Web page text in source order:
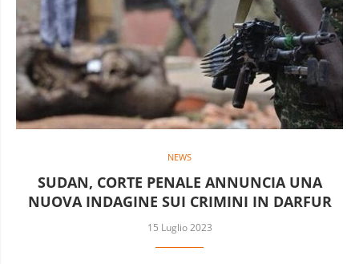
NEWS
SUDAN, CORTE PENALE ANNUNCIA UNA
NUOVA INDAGINE SUI CRIMINI IN DARFUR
15 Luglio 2023